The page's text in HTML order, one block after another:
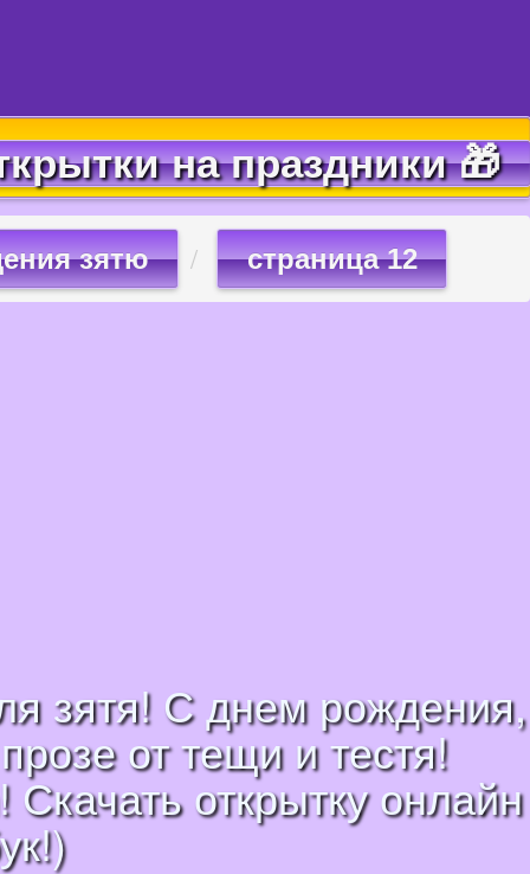
на праздники 🎁
зятю страница 12
зятя! С днем рождения,
от тещи и тестя!
открытку онлайн